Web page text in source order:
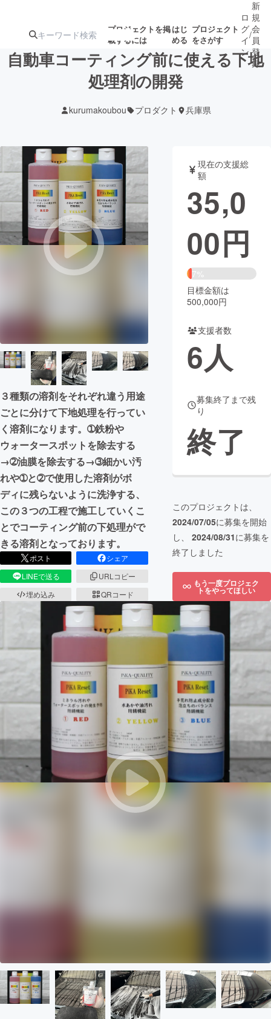
プロジェクトを掲
載するには
はじ
める
プロジェクト
をさがす
ターン
注目の新着プロ
ジェクト
募集終了が近いプ
ロジェクト
アート・写真 音楽
テクノロジー・ガジェット ゲーム・
映像・映画 書籍・雑誌
ビジネス・起業 チャレンジ
CAMPFIRE for Social Good
CAMPFIRE Creation
CAMPFIREふるさと納税machi-ya コミュニティ
ロ
グ
イ
ン
/
新
規
会
員
登
録
自動車コーティング前に使える下地
処理剤の開発
kurumakoubou プロダクト 兵庫県
３種類の溶剤をそれぞれ違う用途
ごとに分けて下地処理を行ってい
く溶剤になります。➀鉄粉や
ウォータースポットを除去する
→➁油膜を除去する→➂細かい汚
れや➀と➁で使用した溶剤がボ
ディに残らないように洗浄する、
この３つの工程で施工していくこ
とでコーティング前の下処理がで
きる溶剤となっております。
ポスト
シェア
LINEで送る
URLコピー
埋め込み
QRコード
現在の支援総
額
35,0
00円
7%
目標金額は
500,000円
支援者数
6人
募集終了まで残
り
終了
このプロジェクトは、
2024/07/05に募集を開始
し、 2024/08/31に募集を
終了しました
もう一度プロジェク
トをやってほしい